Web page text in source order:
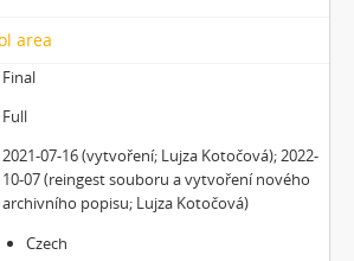
Klukovice, Bondy
Samizdat
Zívrovy Prachovské skály
Cesta
Braunův betlém
Javorovým dolem
area
Final
Full
2021-07-16 (vytvoření; Lujza Kotočová); 2022-
10-07 (reingest souboru a vytvoření nového
archivního popisu; Lujza Kotočová)
Czech